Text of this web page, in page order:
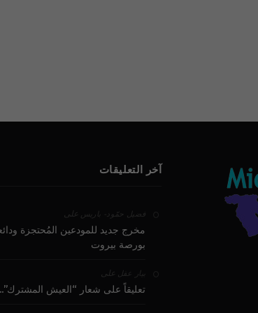
آخر التعليقات
فضيل حمّود - باريس على
مخرج جديد للمودعين المُحتجزة
بورصة بيروت
بيار عقل على
تعليقاً على شعار “العيش